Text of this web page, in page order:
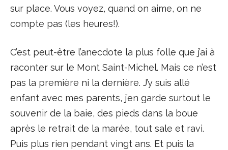
sur place. Vous voyez, quand on aime, on ne
compte pas (les heures!).
C’est peut-être l’anecdote la plus folle que j’ai à
raconter sur le Mont Saint-Michel. Mais ce n’est
pas la première ni la dernière. J’y suis allé
enfant avec mes parents, j’en garde surtout le
souvenir de la baie, des pieds dans la boue
après le retrait de la marée, tout sale et ravi.
Puis plus rien pendant vingt ans. Et puis la